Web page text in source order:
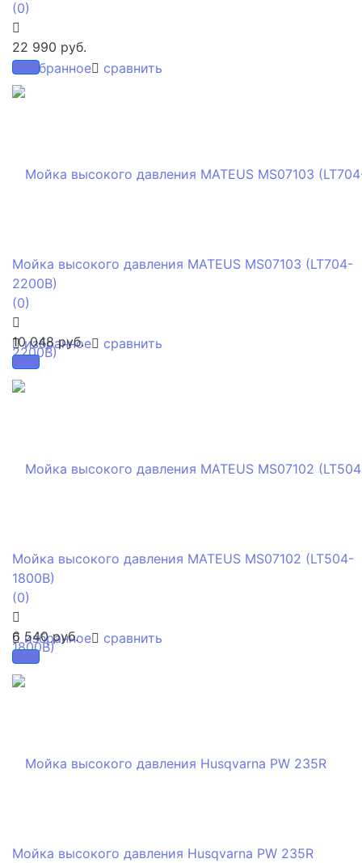
избранное сравнить
(0)
22 990 руб.
избранное сравнить
Мойка высокого давления MATEUS MS07103 (LT704-
2200B)
(0)
10 048 руб.
избранное сравнить
Мойка высокого давления MATEUS MS07102 (LT504-
1800B)
(0)
6 540 руб.
Мойка высокого давления Husqvarna PW 235R